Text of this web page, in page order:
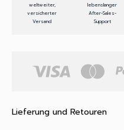
weltweiter,
versicherter
Versand
lebenslanger
After-Sales-
Support
Lieferung und Retouren